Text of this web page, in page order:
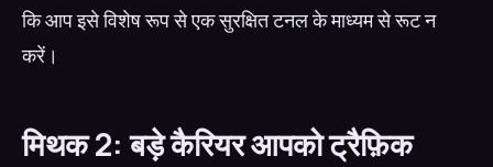
कि आप इसे विशेष रूप से एक सुरक्षित टनल के माध्यम से रूट न
करें।
मिथक 2: बड़े कैरियर आपको ट्रैफ़िक